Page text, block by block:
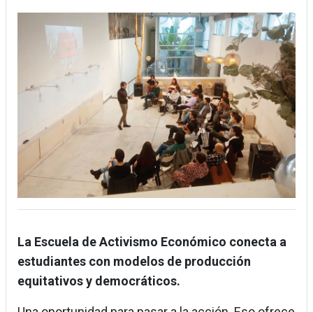
La Escuela de Activismo Económico conecta a
estudiantes con modelos de producción
equitativos y democráticos.